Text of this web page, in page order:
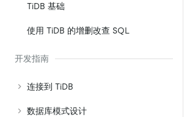
TiDB 基础
使用 TiDB 的增删改查 SQL
开发指南
连接到 TiDB
数据库模式设计